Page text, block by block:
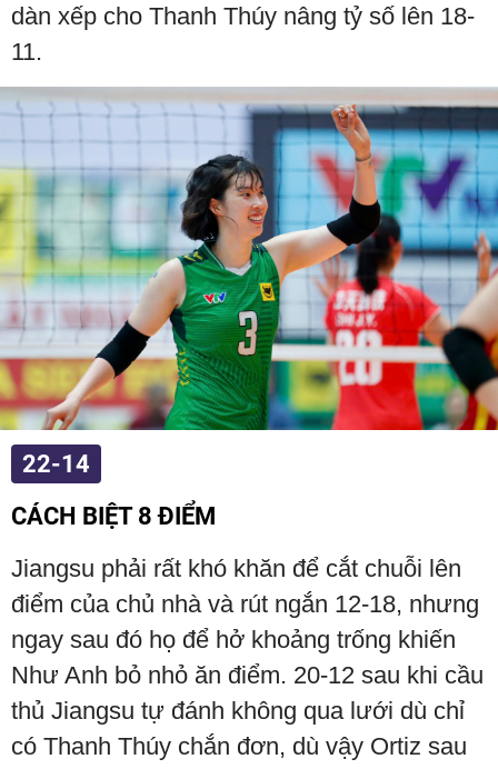
dàn xếp cho Thanh Thúy nâng tỷ số lên 18-
11.
22-14
CÁCH BIỆT 8 ĐIỂM
Jiangsu phải rất khó khăn để cắt chuỗi lên
điểm của chủ nhà và rút ngắn 12-18, nhưng
ngay sau đó họ để hở khoảng trống khiến
Như Anh bỏ nhỏ ăn điểm. 20-12 sau khi cầu
thủ Jiangsu tự đánh không qua lưới dù chỉ
có Thanh Thúy chắn đơn, dù vậy Ortiz sau